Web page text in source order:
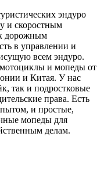
эндуро
и скоростным
дорожным
в управлении и
всем эндуро.
и мопеды от
и Китая. У нас
так и подростковые
права. Есть
и простые,
мопеды для
делам.